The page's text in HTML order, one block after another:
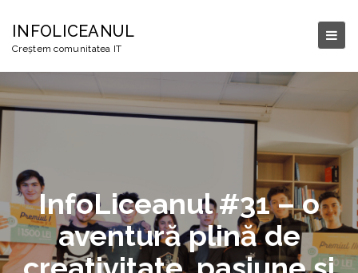
INFOLICEANUL
Creștem comunitatea IT
InfoLiceanul #31 – o
aventură plină de